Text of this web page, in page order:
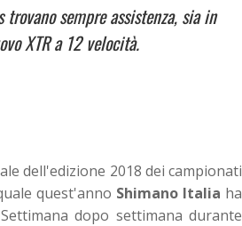
sempre assistenza, sia in
XTR a 12 velocità.
dell'edizione 2018 dei campionati
quest'anno Shimano Italia ha
dopo settimana durante